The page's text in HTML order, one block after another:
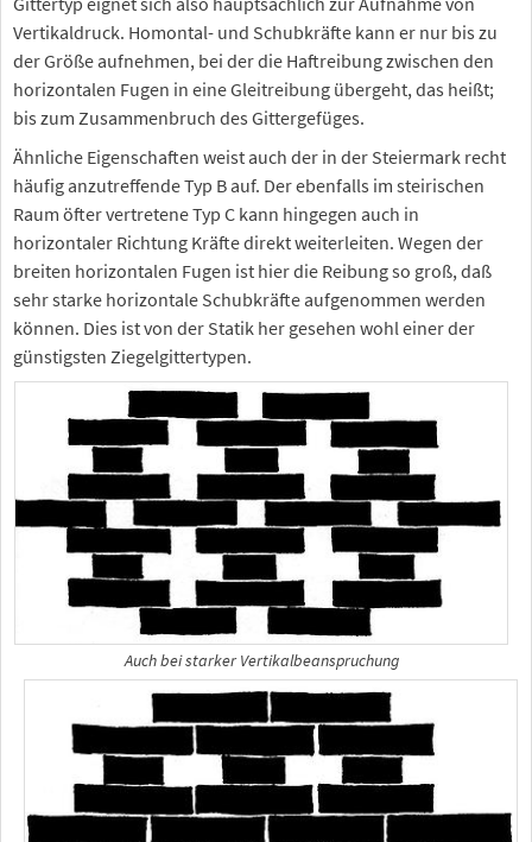
Vertikaldruck. Homontal- und Schubkräfte kann er nur bis zu
der Größe aufnehmen, bei der die Haftreibung zwischen den
horizontalen Fugen in eine Gleitreibung übergeht, das heißt;
bis zum Zusammenbruch des Gittergefüges.
Ähnliche Eigenschaften weist auch der in der Steiermark recht
häufig anzutreffende Typ B auf. Der ebenfalls im steirischen
Raum öfter vertretene Typ C kann hingegen auch in
horizontaler Richtung Kräfte direkt weiterleiten. Wegen der
breiten horizontalen Fugen ist hier die Reibung so groß, daß
sehr starke horizontale Schubkräfte aufgenommen werden
können. Dies ist von der Statik her gesehen wohl einer der
günstigsten Ziegelgittertypen.
Auch bei starker Vertikalbeanspruchung